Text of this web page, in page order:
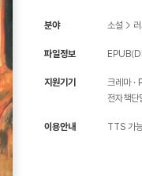
분야 소설 >
파일정보
지원기기 크레마
전자책단
이용안내 TTS 가